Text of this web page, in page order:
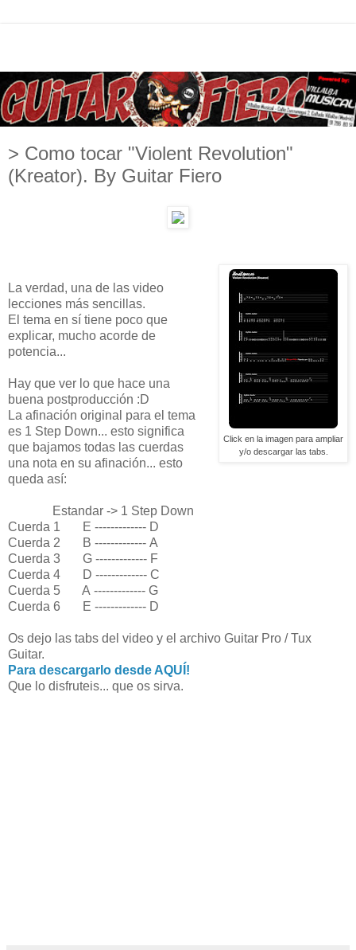
> Como tocar "Violent Revolution"
(Kreator). By Guitar Fiero
Click en la imagen para ampliar
y/o descargar las tabs.
La verdad, una de las video
lecciones más sencillas.
El tema en sí tiene poco que
explicar, mucho acorde de
potencia...
Hay que ver lo que hace una
buena postproducción :D
La afinación original para el tema
es 1 Step Down... esto significa
que bajamos todas las cuerdas
una nota en su afinación... esto
queda así:
Estandar -> 1 Step Down
Cuerda 1 E ------------- D
Cuerda 2 B ------------- A
Cuerda 3 G ------------- F
Cuerda 4 D ------------- C
Cuerda 5 A ------------- G
Cuerda 6 E ------------- D
Os dejo las tabs del video y el archivo Guitar Pro / Tux
Guitar.
Para descargarlo desde AQUÍ!
Que lo disfruteis... que os sirva.